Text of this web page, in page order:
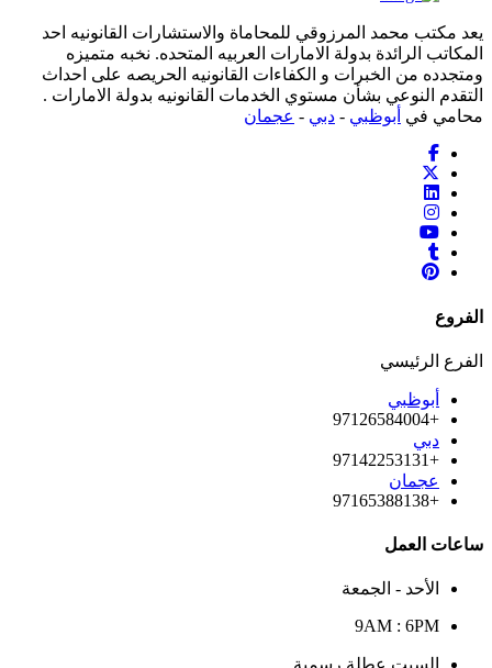
يعد مكتب محمد المرزوقي للمحاماة والاستشارات القانونيه احد
المكاتب الرائدة بدولة الامارات العربيه المتحده. نخبه متميزه
ومتجدده من الخبرات و الكفاءات القانونيه الحريصه على احداث
التقدم النوعي بشأن مستوي الخدمات القانونيه بدولة الامارات .
محامي في أبوظبي - دبي - عجمان
الفروع
الفرع الرئيسي
أبوظبي
+97126584004
دبي
+97142253131
عجمان
+97165388138
ساعات العمل
الأحد - الجمعة
9AM : 6PM